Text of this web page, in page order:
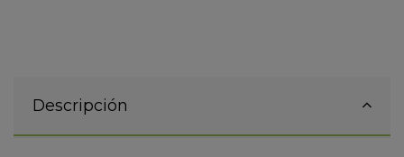
Descripción